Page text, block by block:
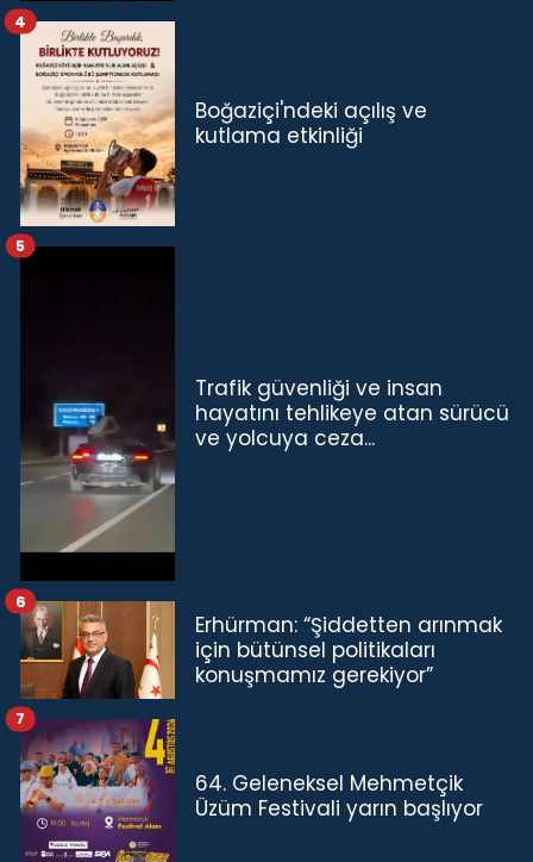
Boğaziçi'ndeki açılış ve
kutlama etkinliği
4
Trafik güvenliği ve insan
hayatını tehlikeye atan sürücü
ve yolcuya ceza...
5
Erhürman: “Şiddetten arınmak
için bütünsel politikaları
konuşmamız gerekiyor”
6
64. Geleneksel Mehmetçik
Üzüm Festivali yarın başlıyor
7